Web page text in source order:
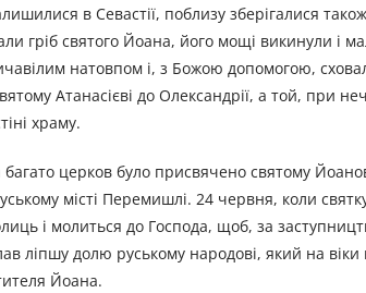
в Севастії, поблизу зберігалися
гріб святого Йоана, його мощі викинули і
натовпом і, з Божою допомогою,
Атанасієві до Олександрії, а той, при
храму.
багато церков було присвячено святому
місті Перемишлі. 24 червня, коли
і молиться до Господа, щоб, за
ліпшу долю руському народові, який на
Йоана.